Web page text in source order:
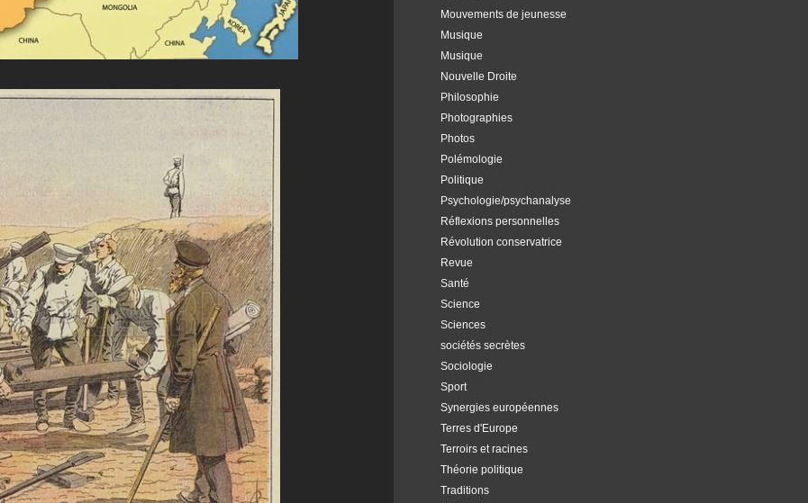
Mouvements de jeunesse
Musique
Musique
Nouvelle Droite
Philosophie
Photographies
Photos
Polémologie
Politique
Psychologie/psychanalyse
Réflexions personnelles
Révolution conservatrice
Revue
Santé
Science
Sciences
sociétés secrètes
Sociologie
Sport
Synergies européennes
Terres d'Europe
Terroirs et racines
Théorie politique
Traditions